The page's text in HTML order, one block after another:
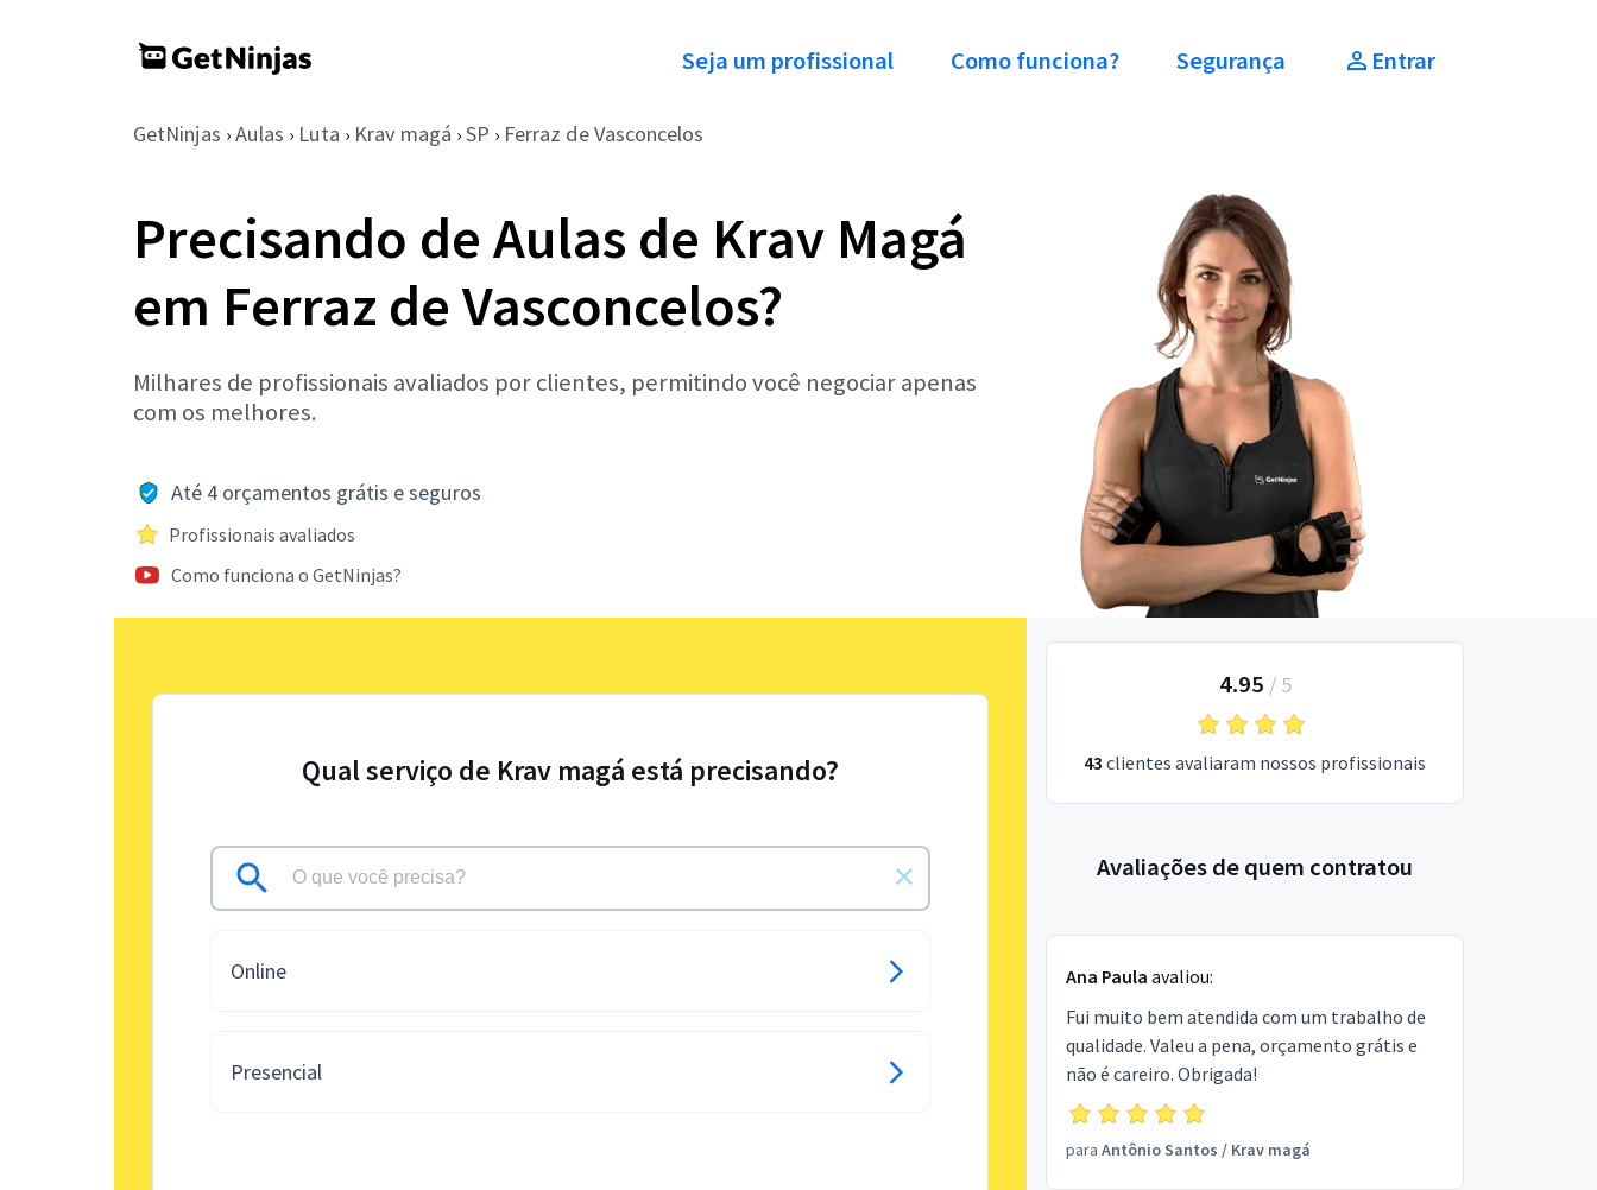
Seja um profissional Como funciona? Segurança Entrar
GetNinjas › Aulas › Luta › Krav magá › SP › Ferraz de Vasconcelos
Precisando de Aulas de Krav Magá
em Ferraz de Vasconcelos?
Milhares de profissionais avaliados por clientes, permitindo você negociar apenas
com os melhores.
Até 4 orçamentos grátis e seguros
Profissionais avaliados
Como funciona o GetNinjas?
Qual serviço de Krav magá está precisando?
Online
Presencial
4.95 / 5
43 clientes avaliaram nossos profissionais
Avaliações de quem contratou
Ana Paula avaliou:
Fui muito bem atendida com um trabalho de
qualidade. Valeu a pena, orçamento grátis e
não é careiro. Obrigada!
para Antônio Santos / Krav magá